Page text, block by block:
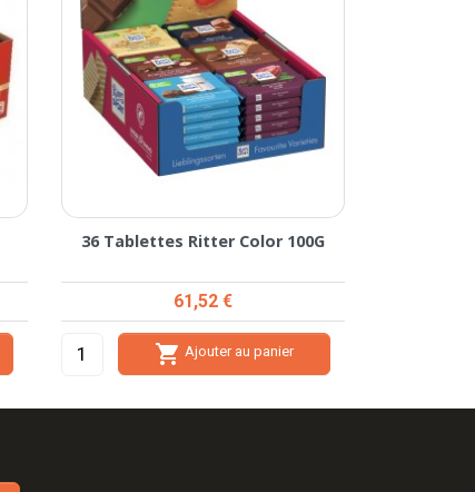
36 Tablettes Ritter Color 100G
Prix
61,52 €
 Ajouter au panier